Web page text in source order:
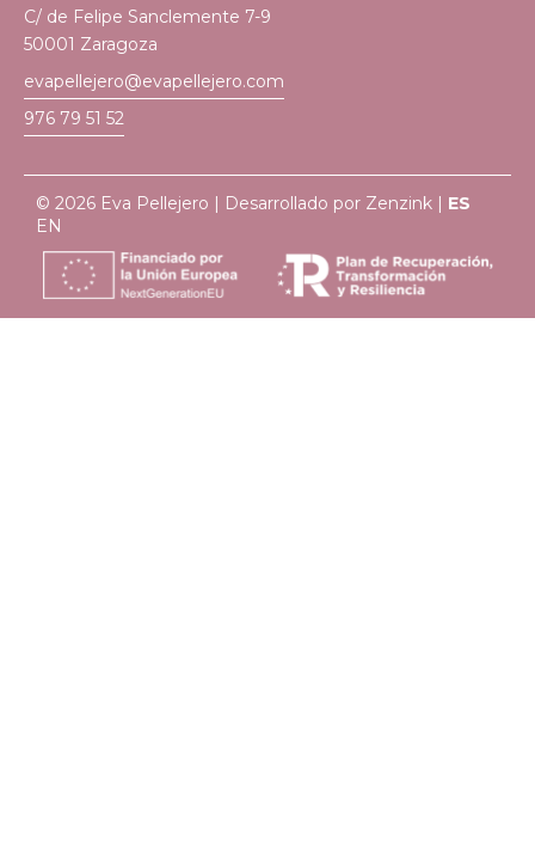
C/ de Felipe Sanclemente 7-9
50001 Zaragoza
evapellejero@evapellejero.com
976 79 51 52
© 2026 Eva Pellejero | Desarrollado por Zenzink | ES
EN